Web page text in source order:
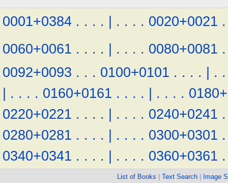
0001+0384 . . . . | . . . . 0020+0021 .
0060+0061 . . . . | . . . . 0080+0081 .
0092+0093 . . . 0100+0101 . . . . | . .
| . . . . 0160+0161 . . . . | . . . .
0220+0221 . . . . | . . . . 0240+0241 .
0280+0281 . . . . | . . . . 0300+0301 .
0340+0341 . . . . | . . . . 0360+0361 .
List of Books Text Search Image